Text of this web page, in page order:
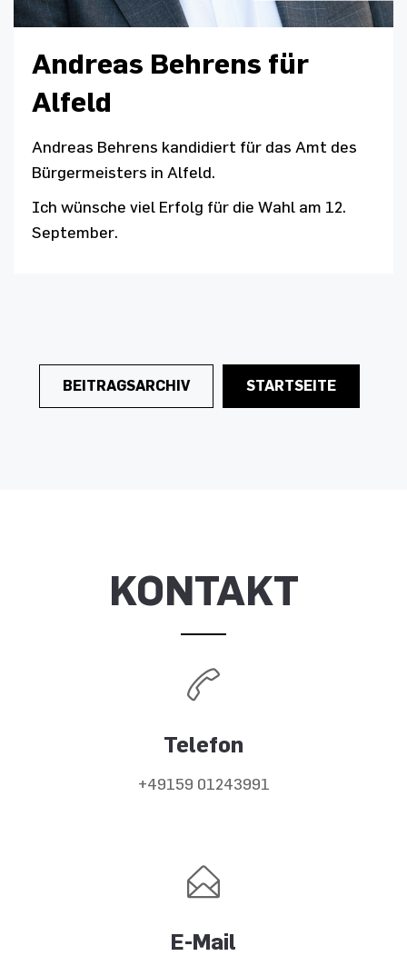
Andreas Behrens für
Alfeld
Andreas Behrens kandidiert für das Amt des
Bürgermeisters in Alfeld.
Ich wünsche viel Erfolg für die Wahl am 12.
September.
BEITRAGSARCHIV STARTSEITE
KONTAKT
Telefon
+49159 01243991
E-Mail